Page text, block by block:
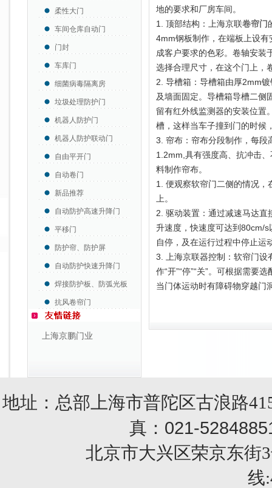
柔性大门
车间仓库自动门
门封
车库门
细菌病毒隔离房
垃圾处理防护门
机器人防护门
机器人防护联动门
自由平开门
自动卷门
新品推荐
自动防护高速升降门
平移门
防护帘、防护屏
自动防护快速升降门
焊接防护板、防弧光板
抗风卷帘门
上海京鹏门业
地的要求和厂房车间。
1. 顶部结构：上海京联卷帘门
4mm钢板制作，在端板上设
成客户要求的色彩。卷轴安装
选择合理尺寸，在这个门上，
2. 导槽箱：导槽箱由厚2mm
及墙面固定。导槽箱导槽二侧
留有红外线监测器的安装位置
槽，这样当车子撞到门的时候
3. 帘布：帘布分段制作，每段
1.2mm,具有强度高、抗冲击
料制作帘布。
1. 便观察软帘门二侧的情况
上。
2. 驱动装置：通过减速马达
升速度，快速度可达到80cm/
自停，及在运行过程中停止运
3. 上海京联器控制：软帘门设
作“开”“停”“关”。可根据需要
当门体运动时有障碍物穿越门
地址：总部上海市普陀区古浪路
真： 021-
北京市大兴区荣京东街3
线